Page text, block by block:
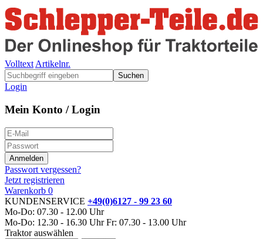
Volltext Artikelnr.
Suchen
Login
Mein Konto / Login
Passwort vergessen?
Jetzt registrieren
Warenkorb 0
KUNDENSERVICE +49(0)6127 - 99 23 60
Mo-Do: 07.30 - 12.00 Uhr
Mo-Do: 12.30 - 16.30 Uhr Fr: 07.30 - 13.00 Uhr
Traktor auswählen